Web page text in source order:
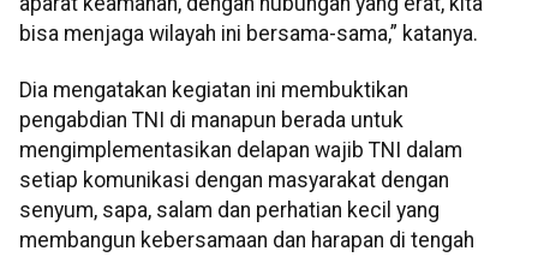
bisa menjaga wilayah ini bersama-sama,” katanya.
Dia mengatakan kegiatan ini membuktikan
pengabdian TNI di manapun berada untuk
mengimplementasikan delapan wajib TNI dalam
setiap komunikasi dengan masyarakat dengan
senyum, sapa, salam dan perhatian kecil yang
membangun kebersamaan dan harapan di tengah